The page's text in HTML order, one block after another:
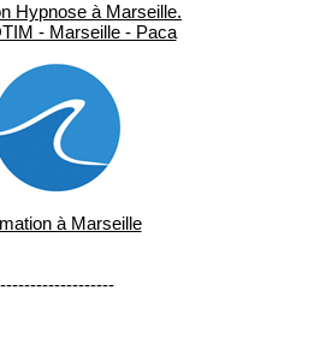
Hypnose à Marseille.
- Marseille - Paca
à Marseille
-------------------